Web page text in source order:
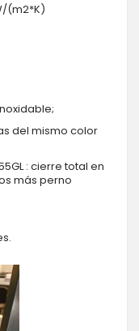
(m2*K)
del mismo color
: cierre total en
más perno